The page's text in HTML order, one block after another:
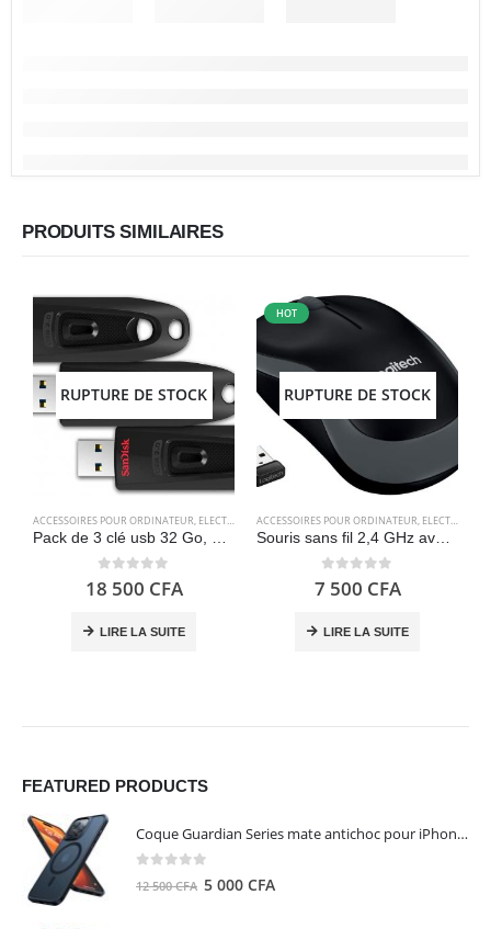
PRODUITS SIMILAIRES
RUPTURE DE STOCK
ACCESSOIRES POUR ORDINATEUR, ELECTRONIQUES ,STOCKAGE
Pack de 3 clé usb 32 Go, 3.0, Jusqu’à 100 Mo – SanDisk Ultra
0out of 5
18 500 CFA
LIRE LA SUITE
HOT
RUPTURE DE STOCK
ACCESSOIRES POUR ORDINATEUR, ELECTRONIQUES
Souris sans fil 2,4 GHz avec mini récepteur USB, batterie 12 mois, suivi optique 1000 DPI, ambidextre, gris – Logitech M185
0 out of 5
7 500 CFA
LIRE LA SUITE
FEATURED PRODUCTS
Coque Guardian Series mate antichoc pour iPhone 15 Pro Max avec Magsafe Noir - Torras
12 500CFA Le
5 000 CFA